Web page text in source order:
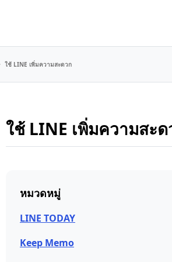
ใช้ LINE เพิ่มความสะดวก
ใช้ LINE เพิ่มความสะ
หมวดหมู่
LINE TODAY
Keep Memo